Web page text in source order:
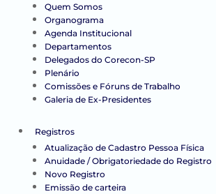
Quem Somos
Organograma
Agenda Institucional
Departamentos
Delegados do Corecon-SP
Plenário
Comissões e Fóruns de Trabalho
Galeria de Ex-Presidentes
Registros
Atualização de Cadastro Pessoa Física
Anuidade / Obrigatoriedade do Registro
Novo Registro
Emissão de carteira